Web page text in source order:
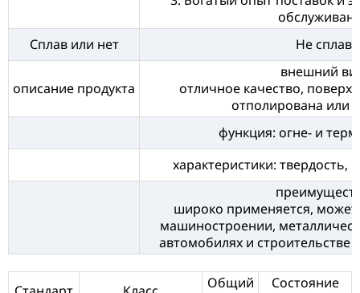
Сплав или нет
Не сплав
описание продукта
внешний
отличное качество,
отполирована или
функция: огне- и
характеристики: твердость,
широко применяется, может
машиностроении,
автомобилях и строительстве
Общий
Состояние